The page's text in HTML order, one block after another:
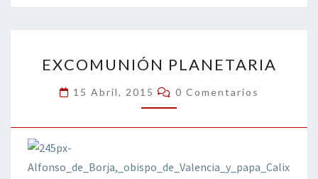
o
o
k
er dI
n
l
p
ar
tir
PLANETARIA
EXCOMUNIÓN PLANETARIA
15 Abril, 2015 Comentarios
0 Comentarios